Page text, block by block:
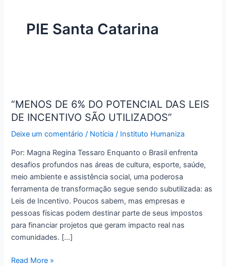
PIE Santa Catarina
“MENOS DE 6% DO POTENCIAL DAS LEIS
DE INCENTIVO SÃO UTILIZADOS”
Deixe um comentário / Notícia / Instituto Humaniza
Por: Magna Regina Tessaro Enquanto o Brasil enfrenta
desafios profundos nas áreas de cultura, esporte, saúde,
meio ambiente e assistência social, uma poderosa
ferramenta de transformação segue sendo subutilizada: as
Leis de Incentivo. Poucos sabem, mas empresas e
pessoas físicas podem destinar parte de seus impostos
para financiar projetos que geram impacto real nas
comunidades. […]
6%
DO
LEIS
DE
INCENTIVO
SÃO
UTILIZADOS”
Read More »